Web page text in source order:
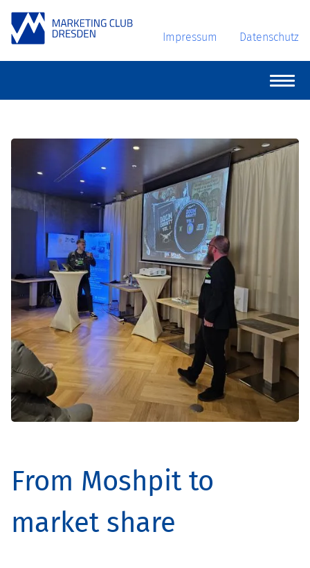
Impressum Datenschutz
From Moshpit to
market share